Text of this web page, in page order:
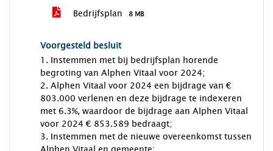
Bedrijfsplan 8 MB
Voorgesteld besluit
1. Instemmen met bij bedrijfsplan horende
begroting van Alphen Vitaal voor 2024;
2. Alphen Vitaal voor 2024 een bijdrage van €
803.000 verlenen en deze bijdrage te indexeren
met 6.3%, waardoor de bijdrage aan Alphen Vitaal
voor 2024 € 853.589 bedraagt;
3. Instemmen met de nieuwe overeenkomst tussen